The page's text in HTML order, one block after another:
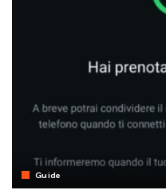
Guide